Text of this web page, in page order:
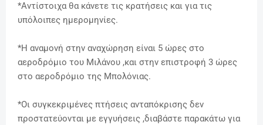
*Αντίστοιχα θα κάνετε τις κρατήσεις και για τις
υπόλοιπες ημερομηνίες.
*Η αναμονή στην αναχώρηση είναι 5 ώρες στο
αεροδρόμιο του Μιλάνου ,και στην επιστροφή 3 ώρες
στο αεροδρόμιο της Μπολόνιας.
*Οι συγκεκριμένες πτήσεις ανταπόκρισης δεν
προστατεύονται με εγγυήσεις ,διαβάστε παρακάτω για